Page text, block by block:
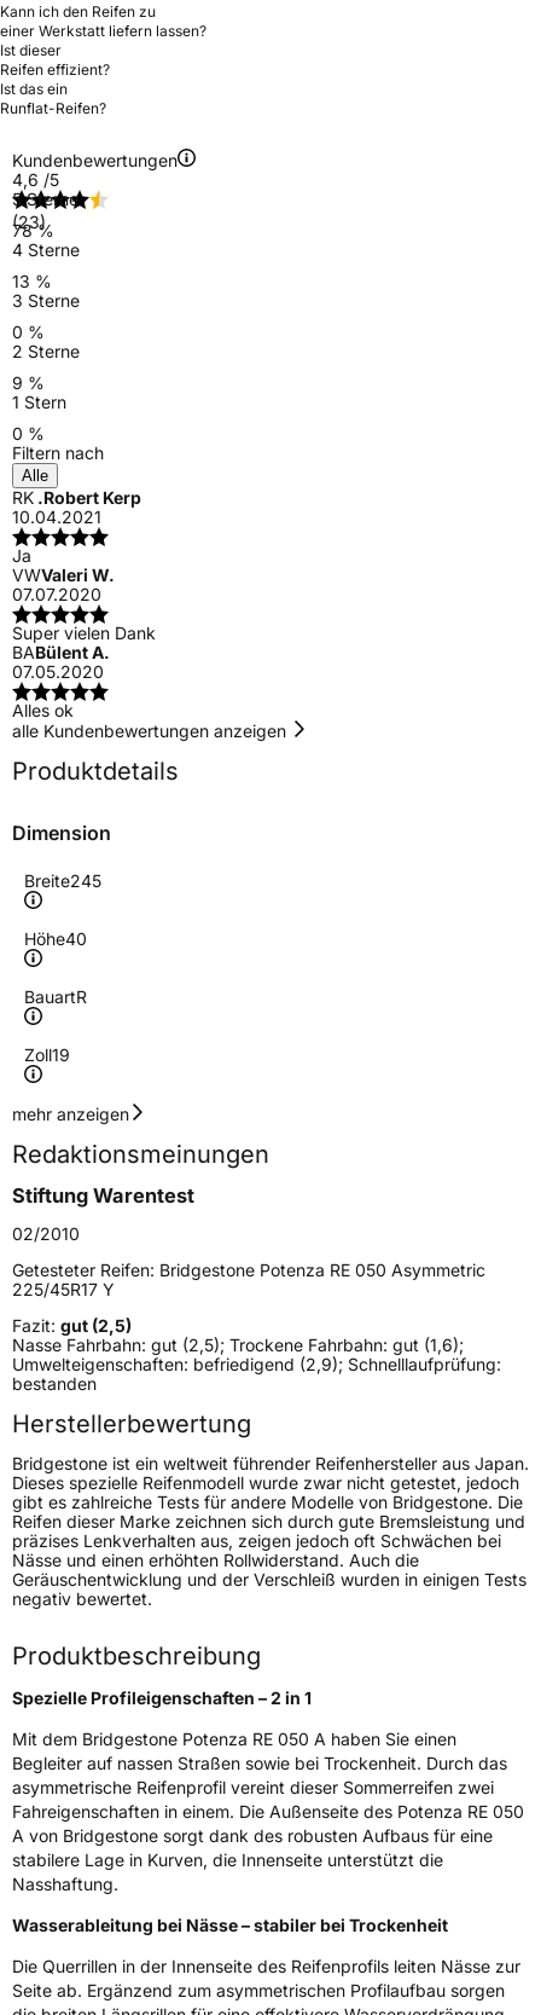
Kann ich den Reifen zu
einer Werkstatt liefern lassen?
Ist dieser
Reifen effizient?
Ist das ein
Runflat-Reifen?
Kundenbewertungen
4,6 /5
(23)
5 Sterne
78 %
4 Sterne
13 %
3 Sterne
0 %
2 Sterne
9 %
1 Stern
0 %
Filtern nach
Alle
RK .Robert Kerp
10.04.2021
Ja
VWValeri W.
07.07.2020
Super vielen Dank
BABülent A.
07.05.2020
Alles ok
alle Kundenbewertungen anzeigen
Produktdetails
Dimension
Breite245
Höhe40
BauartR
Zoll19
Geschwindigkeitsindex
Höchstgeschwindigkeit
270 km/h
Lastindex94
Höchstlast670 kg
Gewicht (in kg)
Generelle Merkmale
Verwendung Sommerreifen
ModellnamePotenza RE 050 Asymmetric
FahrzeugartPKW & SUV
Weitere Eigenschaften
FelgenschutzMFS
EU Label
EffizienzE
NasshaftungC
Rollgeräusch (Klasse)B
mehr anzeigen
Redaktionsmeinungen
Stiftung Warentest
02/2010
Getesteter Reifen: Bridgestone Potenza RE 050 Asymmetric
225/45R17 Y
Fazit: gut (2,5)
Nasse Fahrbahn: gut (2,5); Trockene Fahrbahn: gut (1,6);
Umwelteigenschaften: befriedigend (2,9); Schnelllaufprüfung:
bestanden
Herstellerbewertung
Bridgestone ist ein weltweit führender Reifenhersteller aus Japan.
Dieses spezielle Reifenmodell wurde zwar nicht getestet, jedoch
gibt es zahlreiche Tests für andere Modelle von Bridgestone. Die
Reifen dieser Marke zeichnen sich durch gute Bremsleistung und
präzises Lenkverhalten aus, zeigen jedoch oft Schwächen bei
Nässe und einen erhöhten Rollwiderstand. Auch die
Geräuschentwicklung und der Verschleiß wurden in einigen Tests
negativ bewertet.
Produktbeschreibung
Spezielle Profileigenschaften – 2 in 1
Mit dem Bridgestone Potenza RE 050 A haben Sie einen
Begleiter auf nassen Straßen sowie bei Trockenheit. Durch das
asymmetrische Reifenprofil vereint dieser Sommerreifen zwei
Fahreigenschaften in einem. Die Außenseite des Potenza RE 050
A von Bridgestone sorgt dank des robusten Aufbaus für eine
stabilere Lage in Kurven, die Innenseite unterstützt die
Nasshaftung.
Wasserableitung bei Nässe – stabiler bei Trockenheit
Die Querrillen in der Innenseite des Reifenprofils leiten Nässe zur
Seite ab. Ergänzend zum asymmetrischen Profilaufbau sorgen